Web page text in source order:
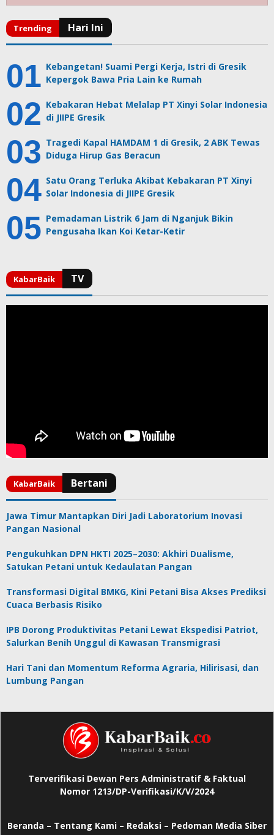
Kebangetan! Suami Pergi Kerja, Istri di Gresik
Kepergok Bawa Pria Lain ke Rumah
Kebakaran Hebat Melalap PT Xinyi Solar Indonesia
di JIIPE Gresik
Tragedi Kapal HAMDAM 1 di Gresik, 2 ABK Tewas
Diduga Hirup Gas Beracun
Satu Orang Terluka Akibat Kebakaran PT Xinyi
Solar Indonesia di JIIPE Gresik
Pemadaman Listrik 6 Jam di Nganjuk Bikin
Pengusaha Ikan Koi Ketar-Ketir
Jawa Timur Mantapkan Diri Jadi Laboratorium Inovasi
Pangan Nasional
Pengukuhkan DPN HKTI 2025–2030: Akhiri Dualisme,
Satukan Petani untuk Kedaulatan Pangan
Transformasi Digital BMKG, Kini Petani Bisa Akses Prediksi
Cuaca Berbasis Risiko
IPB Dorong Produktivitas Petani Lewat Ekspedisi Patriot,
Salurkan Benih Unggul di Kawasan Transmigrasi
Hari Tani dan Momentum Reforma Agraria, Hilirisasi, dan
Lumbung Pangan
Terverifikasi Dewan Pers Administratif & Faktual
Nomor 1213/DP-Verifikasi/K/V/2024
Beranda – Tentang Kami – Redaksi – Pedoman Media Siber